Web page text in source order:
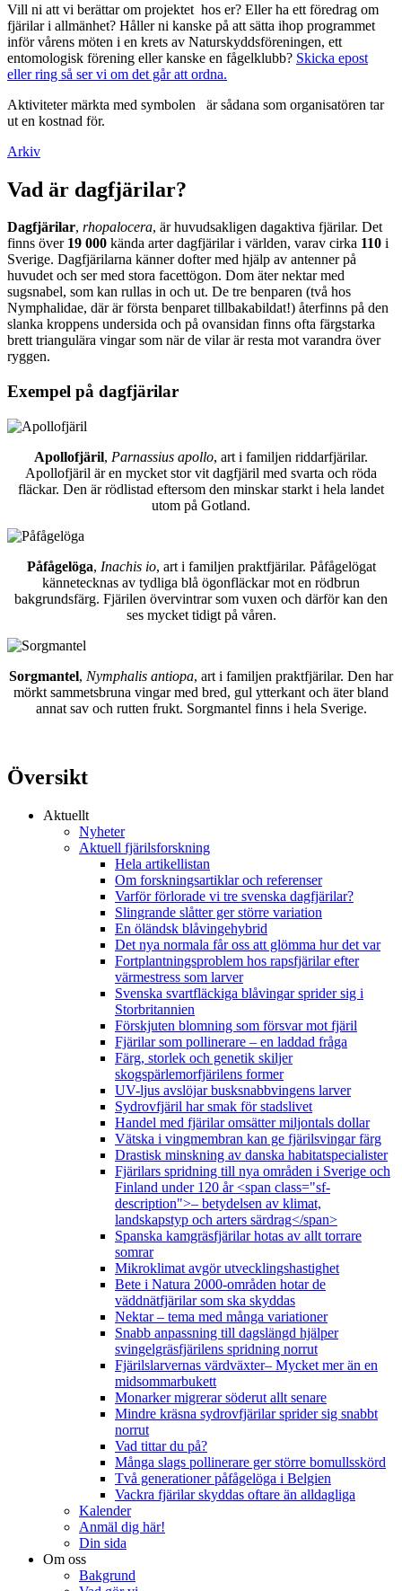
Vill ni att vi berättar om projektet hos er? Eller ha ett föredrag om
fjärilar i allmänhet? Håller ni kanske på att sätta ihop programmet
inför vårens möten i en krets av Naturskyddsföreningen, ett
entomologisk förening eller kanske en fågelklubb? Skicka epost
eller ring så ser vi om det går att ordna.
Aktiviteter märkta med symbolen
är sådana som organisatören tar
ut en kostnad för.
Arkiv
Vad är dagfjärilar?
Dagfjärilar, rhopalocera, är huvudsakligen dagaktiva fjärilar. Det
finns över 19 000 kända arter dagfjärilar i världen, varav cirka 110 i
Sverige. Dagfjärilarna känner dofter med hjälp av antenner på
huvudet och ser med stora facettögon. Dom äter nektar med
sugsnabel, som kan rullas in och ut. De tre benparen (två hos
Nymphalidae, där är första benparet tillbakabildat!) återfinns på den
slanka kroppens undersida och på ovansidan finns ofta färgstarka
brett triangulära vingar som när de vilar är resta mot varandra över
ryggen.
Exempel på dagfjärilar
Apollofjäril, Parnassius apollo, art i familjen riddarfjärilar.
Apollofjäril är en mycket stor vit dagfjäril med svarta och röda
fläckar. Den är rödlistad eftersom den minskar starkt i hela landet
utom på Gotland.
Påfågelöga, Inachis io, art i familjen praktfjärilar. Påfågelögat
kännetecknas av tydliga blå ögonfläckar mot en rödbrun
bakgrundsfärg. Fjärilen övervintrar som vuxen och därför kan den
ses mycket tidigt på våren.
Sorgmantel, Nymphalis antiopa, art i familjen praktfjärilar. Den har
mörkt sammetsbruna vingar med bred, gul ytterkant och äter bland
annat sav och rutten frukt. Sorgmantel finns i hela Sverige.
Översikt
Aktuellt
Nyheter
Aktuell fjärilsforskning
Hela artikellistan
Om forskningsartiklar och referenser
Varför förlorade vi tre svenska dagfjärilar?
Slingrande slåtter ger större variation
En öländsk blåvingehybrid
Det nya normala får oss att glömma hur det var
Fortplantningsproblem hos rapsfjärilar efter
värmestress som larver
Svenska svartfläckiga blåvingar sprider sig i
Storbritannien
Förskjuten blomning som försvar mot fjäril
Fjärilar som pollinerare – en laddad fråga
Färg, storlek och genetik skiljer
skogspärlemorfjärilens former
UV-ljus avslöjar busksnabbvingens larver
Sydrovfjäril har smak för stadslivet
Handel med fjärilar omsätter miljontals dollar
Vätska i vingmembran kan ge fjärilsvingar färg
Drastisk minskning av danska habitatspecialister
Fjärilars spridning till nya områden i Sverige och
Finland under 120 år <span class="sf-
description">– betydelsen av klimat,
landskapstyp och arters särdrag</span>
Spanska kamgräsfjärilar hotas av allt torrare
somrar
Mikroklimat avgör utvecklingshastighet
Bete i Natura 2000-områden hotar de
väddnätfjärilar som ska skyddas
Nektar – tema med många variationer
Snabb anpassning till dagslängd hjälper
svingelgräsfjärilens spridning norrut
Fjärilslarvernas värdväxter– Mycket mer än en
midsommarbukett
Monarker migrerar söderut allt senare
Mindre kräsna sydrovfjärilar sprider sig snabbt
norrut
Vad tittar du på?
Många slags pollinerare ger större bomullsskörd
Två generationer påfågelöga i Belgien
Vackra fjärilar skyddas oftare än alldagliga
Kalender
Anmäl dig här!
Din sida
Om oss
Bakgrund